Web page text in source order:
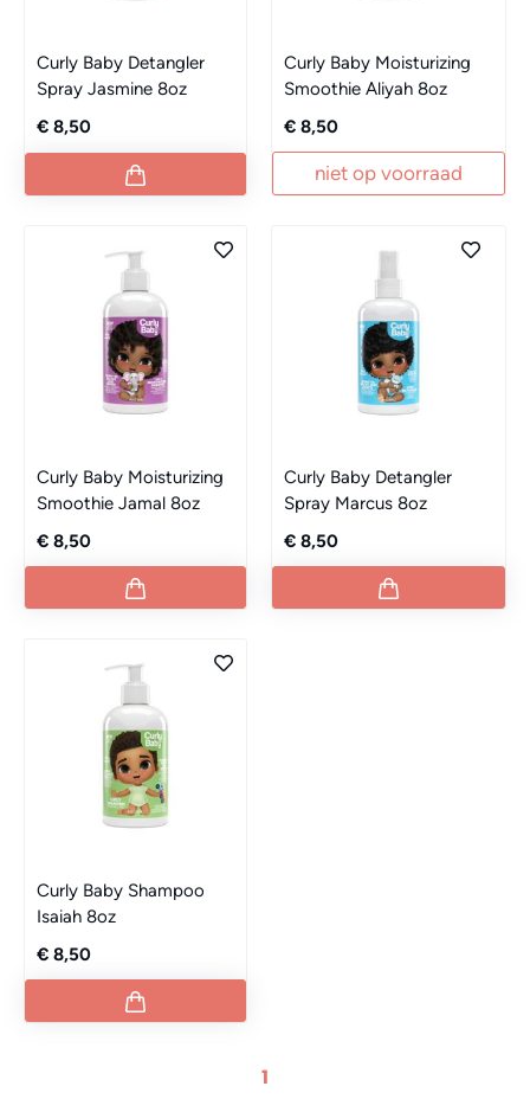
Curly Baby Detangler
Spray Jasmine 8oz
€ 8,50
Curly Baby Moisturizing
Smoothie Aliyah 8oz
€ 8,50
niet op voorraad
Curly Baby Moisturizing
Smoothie Jamal 8oz
€ 8,50
Curly Baby Detangler
Spray Marcus 8oz
€ 8,50
Curly Baby Shampoo
Isaiah 8oz
€ 8,50
1